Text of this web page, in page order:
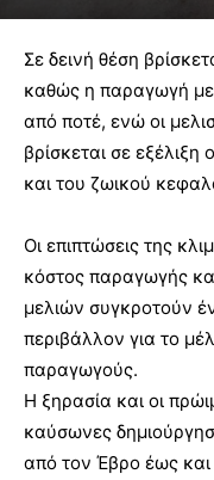
Σε δεινή θέση
καθώς η παραγωγή
από ποτέ, ενώ οι
βρίσκεται σε
και του ζωικού
Οι επιπτώσεις της
κόστος παραγωγής
μελιών συγκροτούν
περιβάλλον για το
παραγωγούς.
Η ξηρασία και οι
καύσωνες
από τον Έβρο έως και